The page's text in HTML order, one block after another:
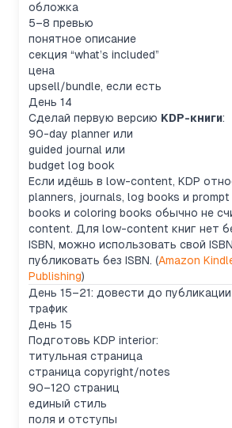
обложка
5–8 превью
понятное описание
секция “what’s included”
цена
upsell/bundle, если есть
День 14
Сделай первую версию KDP-книги:
90-day planner или
guided journal или
budget log book
Если идёшь в low-content, KDP
planners, journals, log books и
books и coloring books обычно не
content. Для low-content книг нет
ISBN, можно использовать свой
публиковать без ISBN. (Amazon
Publishing)
День 15–21: довести до
трафик
День 15
Подготовь KDP interior:
титульная страница
страница copyright/notes
90–120 страниц
единый стиль
поля и отступы